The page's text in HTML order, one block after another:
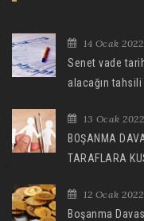
14 Ocak 2022
Senet vade
alacağın tahsili
13 Ocak 2022
BOŞANMA
TARAFLARA
12 Ocak 2022
Boşanma